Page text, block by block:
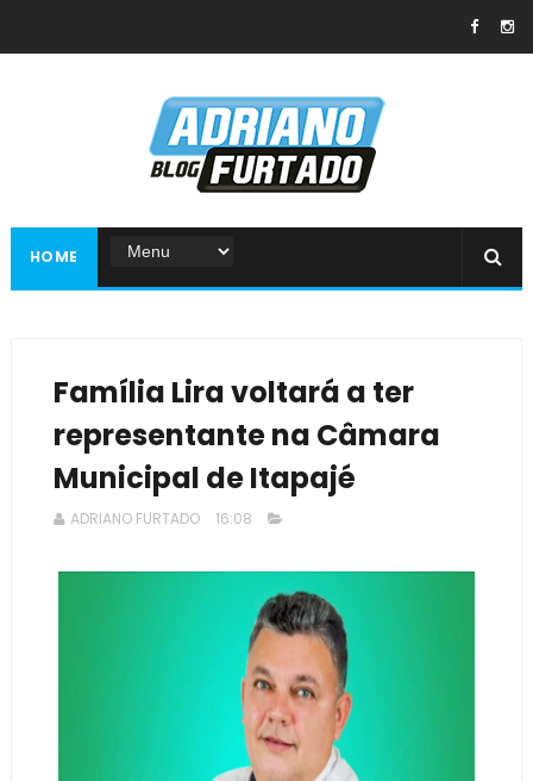
HOME
Família Lira voltará a ter
representante na Câmara
Municipal de Itapajé
ADRIANO FURTADO 16:08